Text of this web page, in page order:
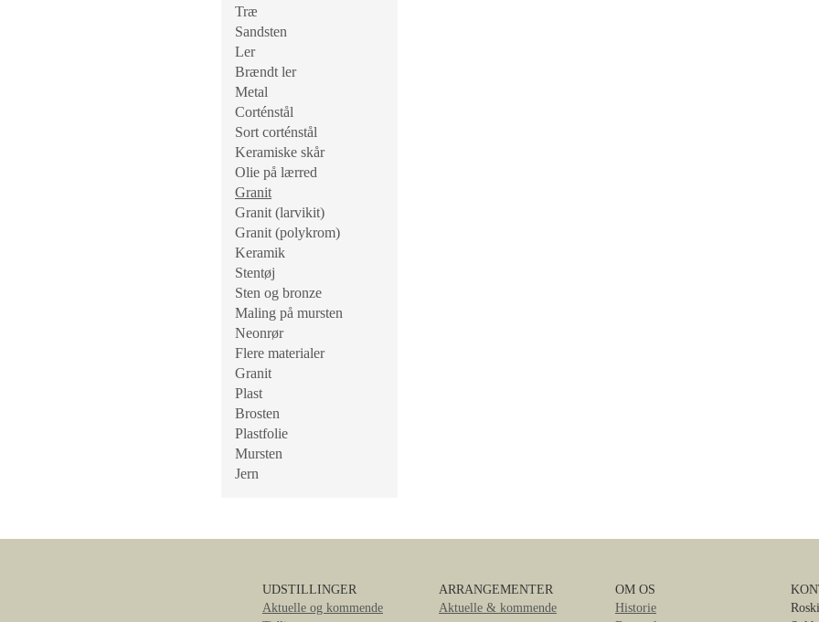
Træ
Sandsten
Ler
Brændt ler
Metal
Corténstål
Sort corténstål
Keramiske skår
Olie på lærred
Granit
Granit (larvikit)
Granit (polykrom)
Keramik
Stentøj
Sten og bronze
Maling på mursten
Neonrør
Flere materialer
Granit
Plast
Brosten
Plastfolie
Mursten
Jern
UDSTILLINGER
Aktuelle og kommende
ARRANGEMENTER
Aktuelle & kommende
OM OS
Historie